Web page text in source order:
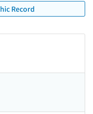
Record